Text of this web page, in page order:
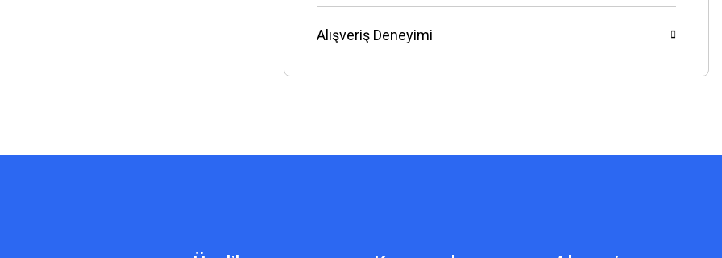
Alışveriş Deneyimi